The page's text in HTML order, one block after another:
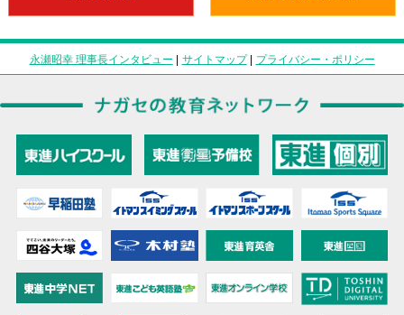
永瀬昭幸 理事長インタビュー | サイトマップ| プライバシー・ポリシー